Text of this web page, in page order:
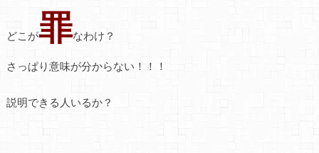
どこが罪なわけ？
さっぱり意味が分からない！！！
説明できる人いるか？